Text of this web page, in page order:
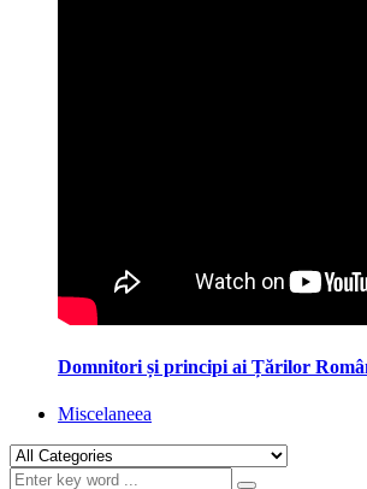
Domnitori și principi ai Țărilor
Miscelaneea